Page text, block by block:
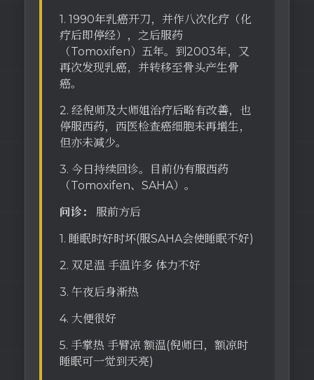
1. 1990年乳癌开刀，并作八次化疗（化
疗后即停经），之后服药
（Tomoxifen）五年。到2003年，又
再次发现乳癌，并转移至骨头产生骨
癌。
2. 经倪师及大师姐治疗后略有改善，也
停服西药，西医检查癌细胞未再增生，
但亦未减少。
3. 今日持续回诊。目前仍有服西药
（Tomoxifen、SAHA）。
问诊：
服前方后
1. 睡眠时好时坏(服SAHA会使睡眠不好)
2. 双足温 手温许多 体力不好
3. 午夜后身渐热
4. 大便很好
5. 手掌热 手臂凉 额温(倪师曰，额凉时
睡眠可一觉到天亮)